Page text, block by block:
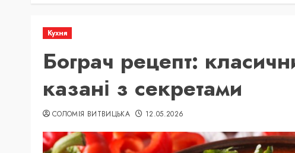
Кухня
Бограч рецепт:
казані з секретами
СОЛОМІЯ ВИТВИЦЬКА 12.05.2026